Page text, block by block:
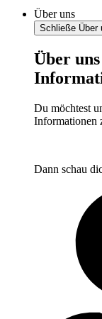
Über uns
Schließe Über
Über
Du möchtest
Informationen
Dann schau